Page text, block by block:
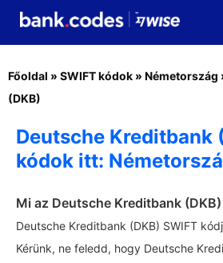
Főoldal » SWIFT kódok » Németország
(DKB)
Deutsche Kreditbank
kódok itt:
Mi az Deutsche Kreditbank (DKB)
Deutsche Kreditbank (DKB) SWIFT
Kérünk, ne feledd, hogy Deutsche